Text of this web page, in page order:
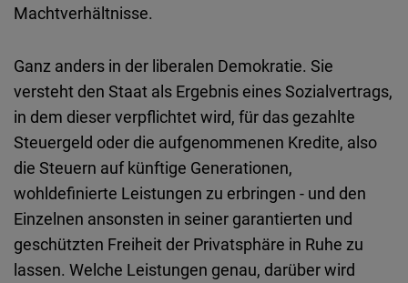
Machtverhältnisse.
Ganz anders in der liberalen Demokratie. Sie
versteht den Staat als Ergebnis eines Sozialvertrags,
in dem dieser verpflichtet wird, für das gezahlte
Steuergeld oder die aufgenommenen Kredite, also
die Steuern auf künftige Generationen,
wohldefinierte Leistungen zu erbringen - und den
Einzelnen ansonsten in seiner garantierten und
geschützten Freiheit der Privatsphäre in Ruhe zu
lassen. Welche Leistungen genau, darüber wird